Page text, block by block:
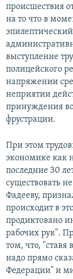
происшествия
на то что в
выступление
полицейского
напряжении
неприятии
принуждения
фрустрации.
При этом
экономике как
последние 30
существовать
Фадееву,
происходит в
продиктовано
рабочих рук".
том, что, "ставя
надо прямо
Федерации" и